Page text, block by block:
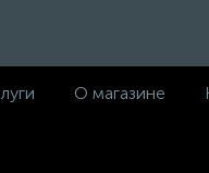
О магазине